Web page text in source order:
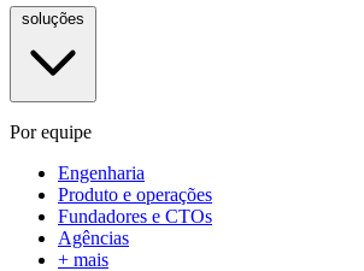
Por equipe
Engenharia
Produto e operações
Fundadores e CTOs
Agências
+ mais